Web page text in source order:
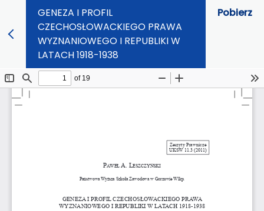
GENEZA I PROFIL
CZECHOSŁOWACKIEGO PRAWA
WYZNANIOWEGO I REPUBLIKI W
LATACH 1918-1938
Pobierz